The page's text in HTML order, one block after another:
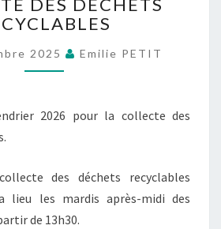
DE
COLLECTE
DÉCHETS
RECYCLABLES
DES DÉCHETS
2025 Emilie PETIT
2026 pour la collecte des
des déchets recyclables
lieu les mardis après-midi des
de 13h30.